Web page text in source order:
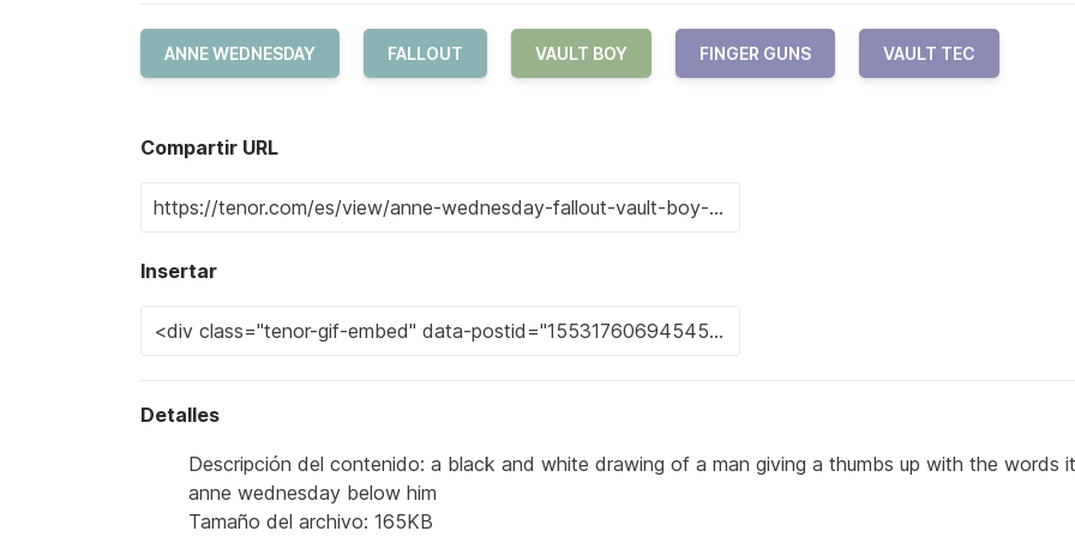
ANNE WEDNESDAY FALLOUT VAULT BOY FINGER GUNS VAULT TEC
Compartir URL
Insertar
Detalles
Descripción del contenido: a black and white drawing of a man giving a thumbs up with the words
anne wednesday below him
Tamaño del archivo: 165KB